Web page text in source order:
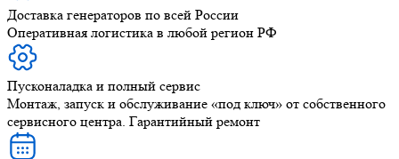
Доставка генераторов по всей России
Оперативная логистика в любой регион РФ
Пусконаладка и полный сервис
Монтаж, запуск и обслуживание «под ключ» от собственного
сервисного центра. Гарантийный ремонт